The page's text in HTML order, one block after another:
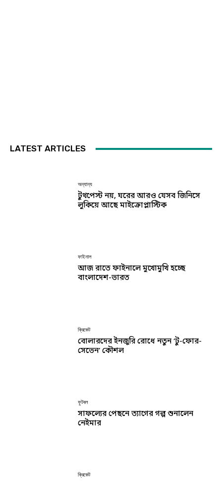
LATEST ARTICLES
অন্যান্য
টুথপেস্ট নয়, ঘরের আরও যেসব জিনিসে
লুকিয়ে আছে মাইক্রোপ্লাস্টিক
ফাইনাল
আজ রাতে ফাইনালে মুখোমুখি হচ্ছে
বাংলাদেশ-ভারত
ক্রিকেট
বোলারদের ইনজুরি রোধে নতুন ‘টু-ফোর-
সেভেন’ কৌশল
ফুটবল
সাফল্যের পেছনে ত্যাগের গল্প শুনালেন
নেইমার
ক্রিকেট